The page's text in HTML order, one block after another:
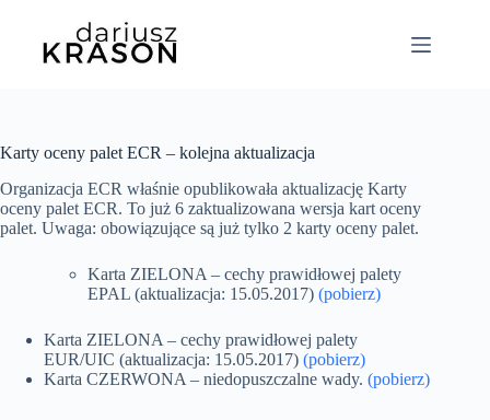
Karty oceny palet ECR – kolejna aktualizacja
Organizacja ECR właśnie opublikowała aktualizację Karty
oceny palet ECR. To już 6 zaktualizowana wersja kart oceny
palet. Uwaga: obowiązujące są już tylko 2 karty oceny palet.
Karta ZIELONA – cechy prawidłowej palety
EPAL (aktualizacja: 15.05.2017) (pobierz)
Karta ZIELONA – cechy prawidłowej palety
EUR/UIC (aktualizacja: 15.05.2017) (pobierz)
Karta CZERWONA – niedopuszczalne wady. (pobierz)